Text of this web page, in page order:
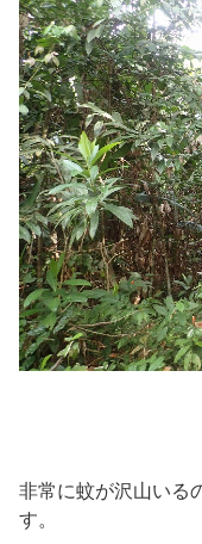
非常に蚊が沢山いる
す。